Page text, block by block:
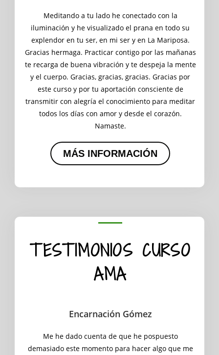
Meditando a tu lado he conectado con la
iluminación y he visualizado el prana en todo su
explendor en tu ser, en mi ser y en La Mariposa.
Gracias hermaga. Practicar contigo por las mañanas
te recarga de buena vibración y te despeja la mente
y el cuerpo. Gracias, gracias, gracias. Gracias por
este curso y por tu aportación consciente de
transmitir con alegría el conocimiento para meditar
todos los días con amor y desde el corazón.
Namaste.
MÁS INFORMACIÓN
TESTIMONIOS CURSO
AMA
Encarnación Gómez
Me he dado cuenta de que he pospuesto
demasiado este momento para hacer algo que me